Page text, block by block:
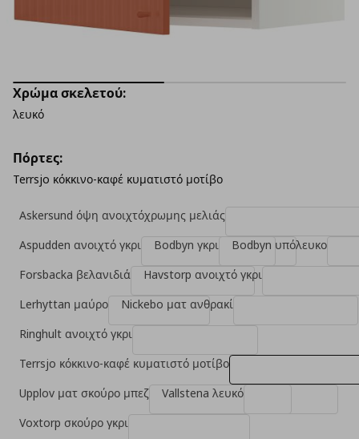
Χρώμα σκελετού:
λευκό
Πόρτες:
Terrsjo κόκκινο-καφέ κυματιστό μοτίβο
Askersund όψη ανοιχτόχρωμης μελιάς
Aspudden ανοιχτό γκρι
Bodbyn γκρι
Bodbyn υπόλευκο
Forsbacka βελανιδιά
Havstorp ανοιχτό γκρι
Lerhyttan μαύρο
Nickebo ματ ανθρακί
Ringhult ανοιχτό γκρι
Terrsjo κόκκινο-καφέ κυματιστό μοτίβο
Upplov ματ σκούρο μπεζ
Vallstena λευκό
Voxtorp σκούρο γκρι